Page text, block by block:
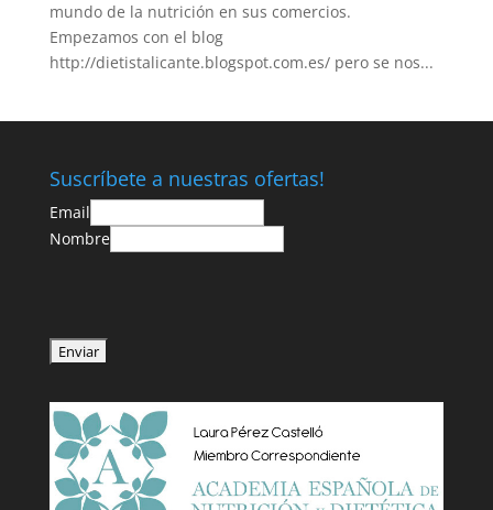
mundo de la nutrición en sus comercios.
Empezamos con el blog
http://dietistalicante.blogspot.com.es/ pero se nos...
Suscríbete a nuestras ofertas!
Email
Nombre